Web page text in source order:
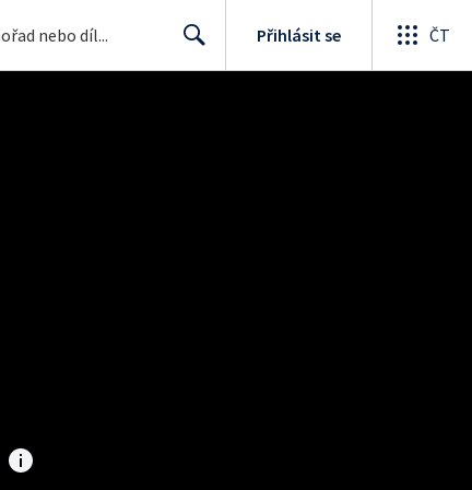
Přihlásit se ČT